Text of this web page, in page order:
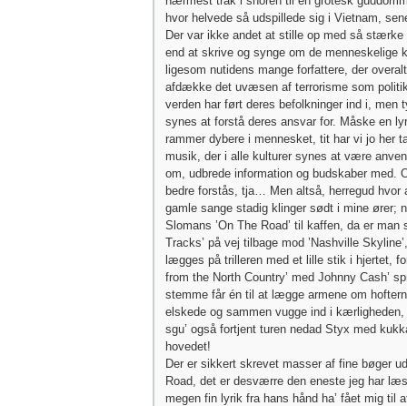
hvor helvede så udspillede sig i Vietnam,
Der var ikke andet at stille op med så stærke
end at skrive og synge om de menneskelige
ligesom nutidens mange forfattere, der
afdække det uvæsen af terrorisme som
verden har ført deres befolkninger ind i, men
synes at forstå deres ansvar for. Måske en
rammer dybere i mennesket, tit har vi jo her
musik, der i alle kulturer synes at være
om, udbrede information og budskaber med.
bedre forstås, tja… Men altså, herregud hvor
gamle sange stadig klinger sødt i mine ører;
Slomans ’On The Road’ til kaffen, da er man
Tracks’ på vej tilbage mod ’Nashville
lægges på trilleren med et lille stik i hjertet,
from the North Country’ med Johnny Cash’
stemme får én til at lægge armene om
elskede og sammen vugge ind i
sgu’ også fortjent turen nedad Styx med
hovedet!
Der er sikkert skrevet masser af fine bøger
Road, det er desværre den eneste jeg har
megen fin lyrik fra hans hånd ha’ fået mig til